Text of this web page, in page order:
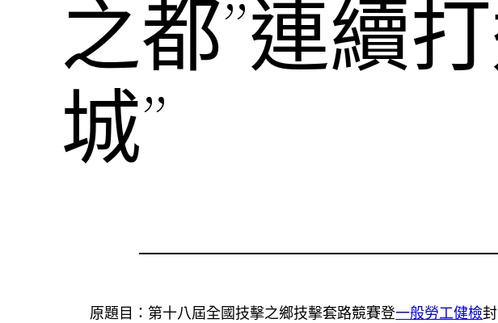
之都”連續
城”
原題目：第十八屆全國技擊之鄉技擊套路競賽登一般勞工健檢